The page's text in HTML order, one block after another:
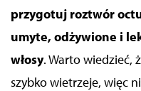
przygotuj roztwór
umyte, odżywione i
włosy. Warto wiedzieć,
szybko wietrzeje, więc